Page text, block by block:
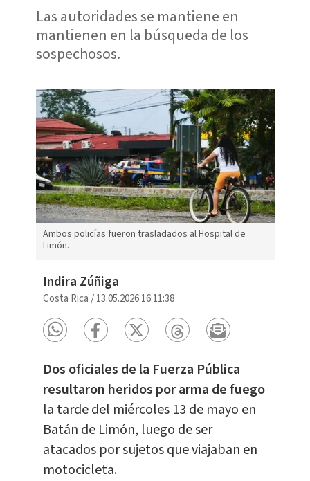
Las autoridades se mantiene en
mantienen en la búsqueda de los
sospechosos.
Ambos policías fueron trasladados al Hospital de
Limón.
Indira Zúñiga
Costa Rica /13.05.2026 16:11:38
Dos oficiales de la Fuerza Pública
resultaron heridos por arma de fuego
la tarde del miércoles 13 de mayo en
Batán de Limón, luego de ser
atacados por sujetos que viajaban en
motocicleta.